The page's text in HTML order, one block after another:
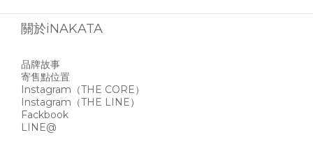
關於iNAKATA
品牌故事
寄售點位置
Instagram （THE CORE）
Instagram （THE LINE）
Fackbook
LINE@